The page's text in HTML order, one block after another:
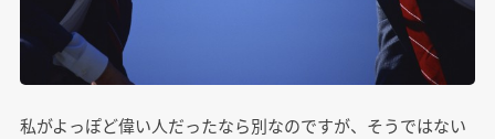
私がよっぽど偉い人だったなら別なのですが、そうではない